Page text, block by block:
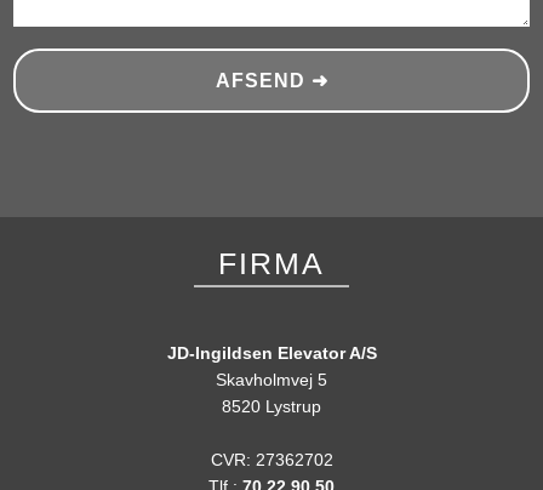
FIRMA​
JD-Ingildsen Elevator A/S
​​Skavholmvej 5
8520 Lystrup
CVR: 27362702​